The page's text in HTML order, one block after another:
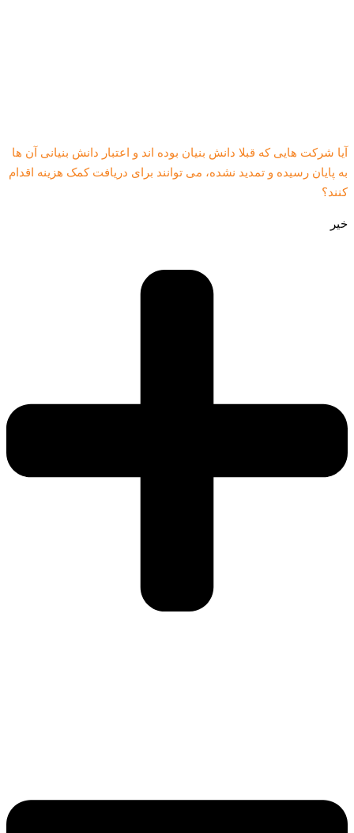
آیا شرکت هایی که قبلا دانش بنیان بوده اند و اعتبار دانش بنیانی آن ها
به پایان رسیده و تمدید نشده، می توانند برای دریافت کمک هزینه اقدام
کنند؟
خیر